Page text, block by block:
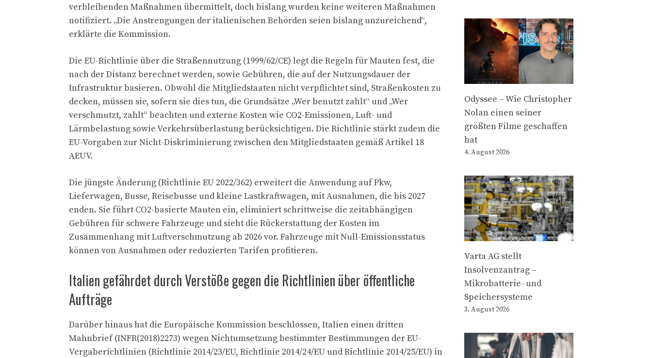
verbleibenden Maßnahmen übermittelt, doch bislang wurden keine weiteren Maßnahmen
notifiziert. „Die Anstrengungen der italienischen Behörden seien bislang unzureichend“,
erklärte die Kommission.
Die EU-Richtlinie über die Straßennutzung (1999/62/CE) legt die Regeln für Mauten fest, die
nach der Distanz berechnet werden, sowie Gebühren, die auf der Nutzungsdauer der
Infrastruktur basieren. Obwohl die Mitgliedstaaten nicht verpflichtet sind, Straßenkosten zu
decken, müssen sie, sofern sie dies tun, die Grundsätze „Wer benutzt zahlt“ und „Wer
verschmutzt, zahlt“ beachten und externe Kosten wie CO2-Emissionen, Luft- und
Lärmbelastung sowie Verkehrsüberlastung berücksichtigen. Die Richtlinie stärkt zudem die
EU-Vorgaben zur Nicht-Diskriminierung zwischen den Mitgliedstaaten gemäß Artikel 18
AEUV.
Die jüngste Änderung (Richtlinie EU 2022/362) erweitert die Anwendung auf Pkw,
Lieferwagen, Busse, Reisebusse und kleine Lastkraftwagen, mit Ausnahmen, die bis 2027
enden. Sie führt CO2-basierte Mauten ein, eliminiert schrittweise die zeitabhängigen
Gebühren für schwere Fahrzeuge und sieht die Rückerstattung der Kosten im
Zusammenhang mit Luftverschmutzung ab 2026 vor. Fahrzeuge mit Null-Emissionsstatus
können von Ausnahmen oder reduzierten Tarifen profitieren.
Italien gefährdet durch Verstöße gegen die Richtlinien über öffentliche
Aufträge
Darüber hinaus hat die Europäische Kommission beschlossen, Italien einen dritten
Mahnbrief (INFR(2018)2273) wegen Nichtumsetzung bestimmter Bestimmungen der EU-
Vergaberichtlinien (Richtlinie 2014/23/EU, Richtlinie 2014/24/EU und Richtlinie 2014/25/EU) in
Odyssee – Wie Christopher
Nolan einen seiner
größten Filme geschaffen
hat
4. August 2026
Varta AG stellt
Insolvenzantrag –
Mikrobatterie- und
Speichersysteme
3. August 2026